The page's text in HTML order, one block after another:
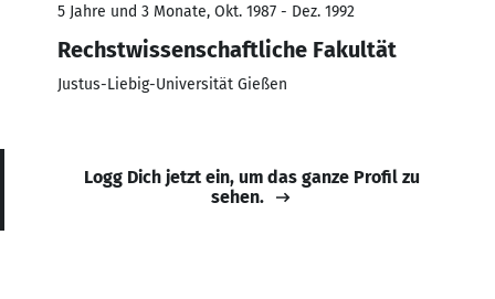
5 Jahre und 3 Monate, Okt. 1987 - Dez. 1992
Rechstwissenschaftliche Fakultät
Justus-Liebig-Universität Gießen
Logg Dich jetzt ein, um das ganze Profil zu
sehen.